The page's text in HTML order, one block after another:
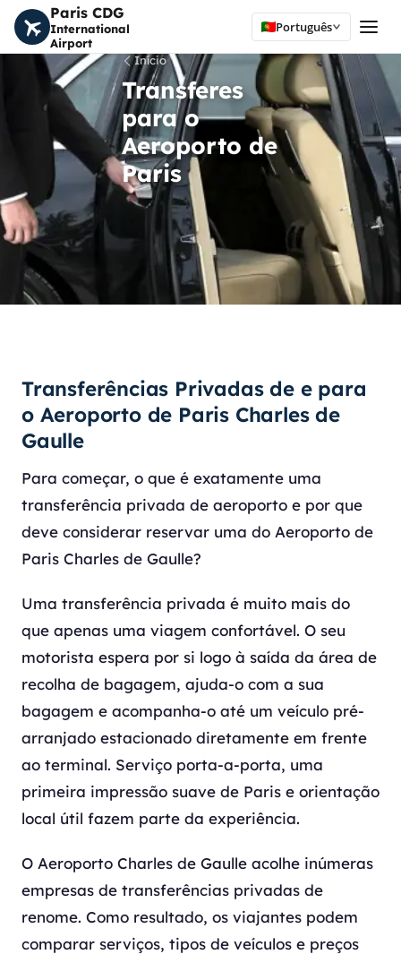
Paris CDG
International
Airport
Português
Início
Transferes
para o
Aeroporto de
Paris
Transferências Privadas de e para
o Aeroporto de Paris Charles de
Gaulle
Para começar, o que é exatamente uma
transferência privada de aeroporto e por que
deve considerar reservar uma do Aeroporto de
Paris Charles de Gaulle?
Uma transferência privada é muito mais do
que apenas uma viagem confortável. O seu
motorista espera por si logo à saída da área de
recolha de bagagem, ajuda-o com a sua
bagagem e acompanha-o até um veículo pré-
arranjado estacionado diretamente em frente
ao terminal. Serviço porta-a-porta, uma
primeira impressão suave de Paris e orientação
local útil fazem parte da experiência.
O Aeroporto Charles de Gaulle acolhe inúmeras
empresas de transferências privadas de
renome. Como resultado, os viajantes podem
comparar serviços, tipos de veículos e preços